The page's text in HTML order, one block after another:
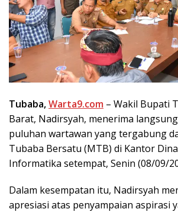
Tubaba,Warta9.com – Wakil Bupati
Barat, Nadirsyah, menerima
puluhan wartawan yang tergabung
Tubaba Bersatu (MTB) di Kantor
Informatika setempat, Senin (08/09/
Dalam kesempatan itu, Nadirsyah
apresiasi atas penyampaian aspirasi